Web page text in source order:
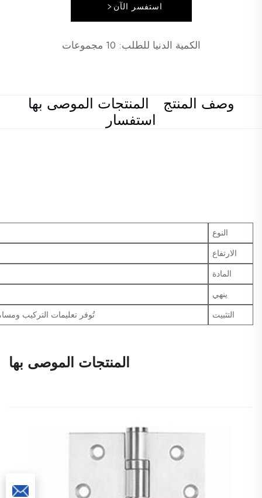
استفسر الآن
الكمية الدنيا للطلب: 10 مجموعات
وصف المنتج
المنتجات الموصى بها
استفسار
النوع
الارتفاع
المادة
ينهي
التثبيت
تُوفر تعليمات التركيب
المنتجات الموصى بها